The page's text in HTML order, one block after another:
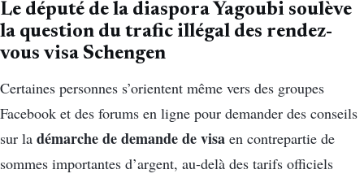
Le député de la diaspora Yagoubi soulève
la question du trafic illégal des rendez-
vous visa Schengen
Certaines personnes s’orientent même vers des groupes
Facebook et des forums en ligne pour demander des conseils
sur la démarche de demande de visa en contrepartie de
sommes importantes d’argent, au-delà des tarifs officiels